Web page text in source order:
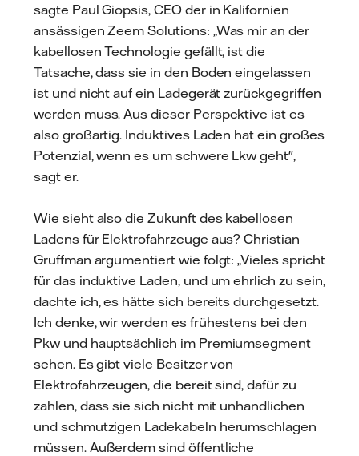
sagte Paul Giopsis, CEO der in Kalifornien
ansässigen Zeem Solutions: „Was mir an der
kabellosen Technologie gefällt, ist die
Tatsache, dass sie in den Boden eingelassen
ist und nicht auf ein Ladegerät zurückgegriffen
werden muss. Aus dieser Perspektive ist es
also großartig. Induktives Laden hat ein großes
Potenzial, wenn es um schwere Lkw geht",
sagt er.
Wie sieht also die Zukunft des kabellosen
Ladens für Elektrofahrzeuge aus? Christian
Gruffman argumentiert wie folgt: „Vieles spricht
für das induktive Laden, und um ehrlich zu sein,
dachte ich, es hätte sich bereits durchgesetzt.
Ich denke, wir werden es frühestens bei den
Pkw und hauptsächlich im Premiumsegment
sehen. Es gibt viele Besitzer von
Elektrofahrzeugen, die bereit sind, dafür zu
zahlen, dass sie sich nicht mit unhandlichen
und schmutzigen Ladekabeln herumschlagen
müssen. Außerdem sind öffentliche